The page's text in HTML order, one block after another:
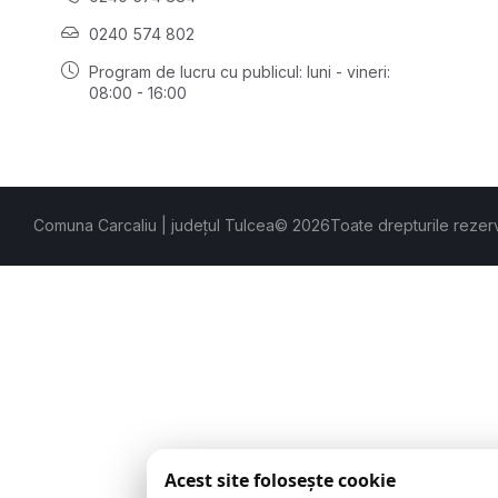
0240 574 802
Program de lucru cu publicul: luni - vineri:
08:00 - 16:00
Comuna Carcaliu | județul Tulcea© 2026Toate drepturile
Acest site folosește cookie